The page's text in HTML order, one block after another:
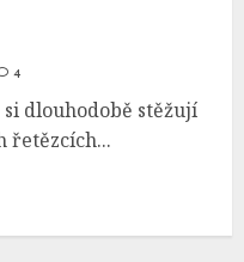
4
dlouhodobě stěžují
řetězcích...